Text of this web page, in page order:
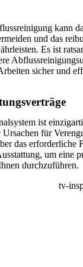
kann
und das
Es ist
sicher und
ist
für
das erforderliche
um eine
durchzuführen.